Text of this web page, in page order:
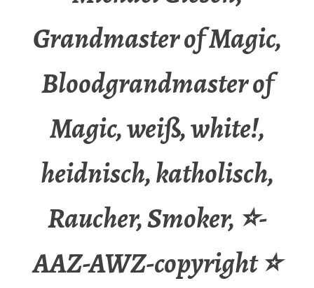
Grandmaster of Magic,
Bloodgrandmaster of
Magic, weiß, white!,
heidnisch, katholisch,
Raucher, Smoker, ⭐-
AAZ-AWZ-copyright ⭐